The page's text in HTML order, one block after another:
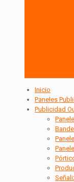
Inicio
Paneles
Publicidad